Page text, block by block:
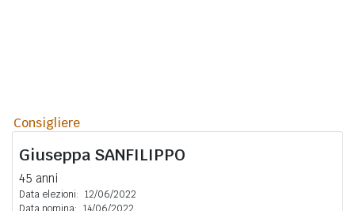
Consigliere
Giuseppa SANFILIPPO
45 anni
Data elezioni: 12/06/2022
Data nomina: 14/06/2022